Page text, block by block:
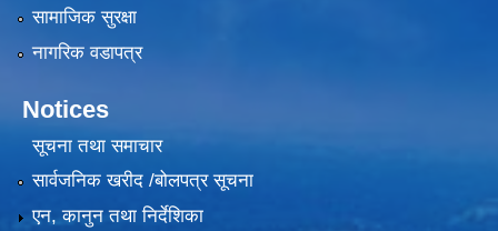
सामाजिक सुरक्षा
नागरिक वडापत्र
Notices
सूचना तथा समाचार
सार्वजनिक खरीद /बोलपत्र सूचना
एन, कानुन तथा निर्देशिका